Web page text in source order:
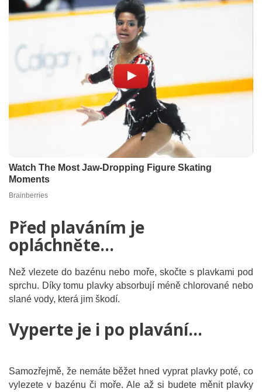
Před plaváním je
opláchněte…
Než vlezete do bazénu nebo moře, skočte s plavkami pod
sprchu. Díky tomu plavky absorbují méně chlorované nebo
slané vody, která jim škodí.
Vyperte je i po plavání…
Samozřejmě, že nemáte běžet hned vyprat plavky poté, co
vylezete v bazénu či moře. Ale až si budete měnit plavky